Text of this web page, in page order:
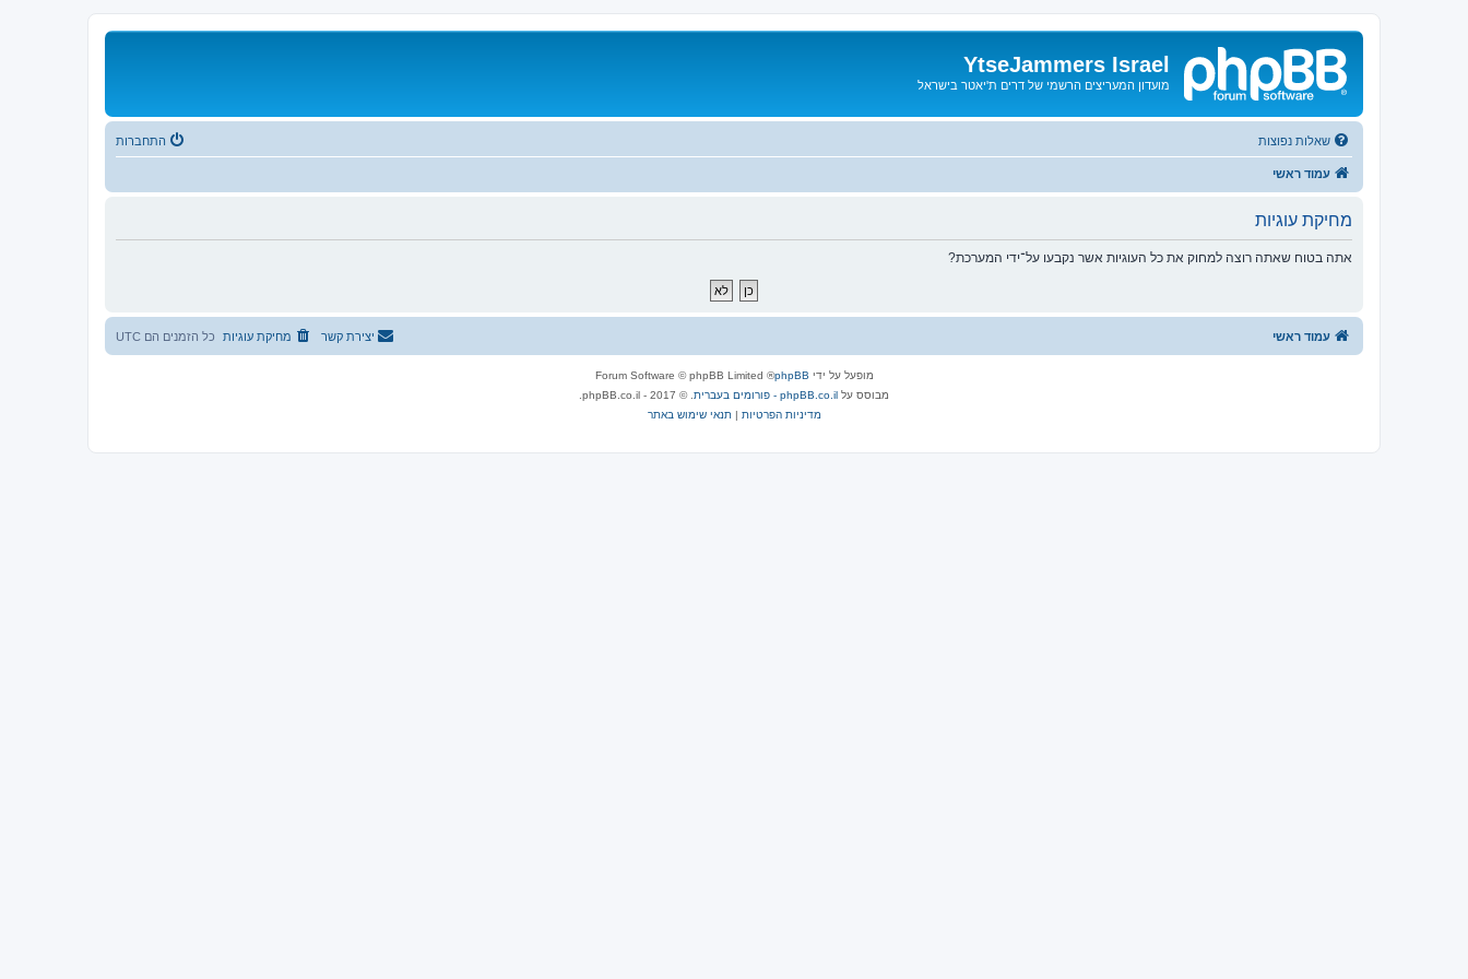
YtseJammers Israel
מועדון המעריצים הרשמי של דרים ת'יאטר בישראל
שאלות נפוצות התחברות
עמוד ראשי
מחיקת עוגיות
אתה בטוח שאתה רוצה למחוק את כל העוגיות אשר נקבעו על־ידי המערכת?
עמוד ראשי כל הזמנים הם UTC מחיקת עוגיות יצירת קשר
מופעל על ידי phpBB
® Forum Software © phpBB Limited
מבוסס על phpBB.co.il - פורומים בעברית
. © 2017 - phpBB.co.il.
מדיניות הפרטיות |תנאי שימוש באתר